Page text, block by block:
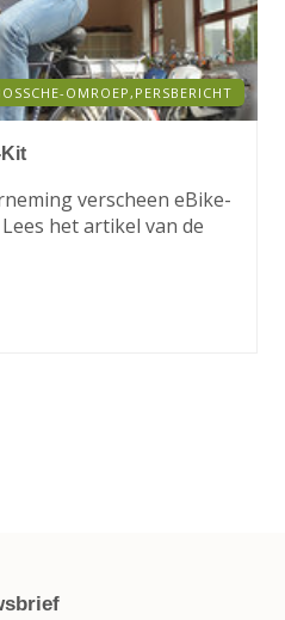
OMROEP, PERSBERICHT
verscheen eBike-
het artikel van de